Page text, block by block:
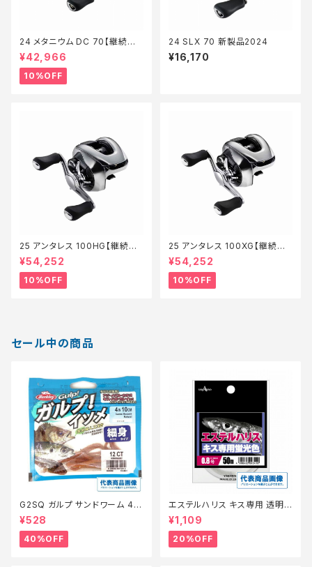
24 メタニウム DC 70【継続セ
ール_リール】【10】
¥42,966
10%OFF
24 SLX 70 新製品2024
¥16,170
25 アンタレス 100HG【継続セ
ール_リール】【10】
¥54,252
10%OFF
25 アンタレス 100XG【継続セ
ール_リール】【10】
¥54,252
10%OFF
セール中の商品
G2SQ ガルプ サンドワーム 4イ
ンチ イソメ細身青イソメ(Cam
o)【特価餌】【40】
¥528
40%OFF
エステルハリス キス専用 透明 5
0m 0.6
¥1,109
20%OFF